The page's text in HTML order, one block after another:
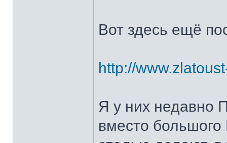
Вот здесь ещё
http://
Я у них недавно
вместо